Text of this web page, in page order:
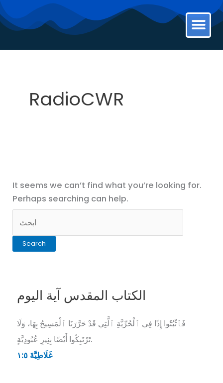
Skip
to
content
RadioCWR
It seems we can’t find what you’re looking for.
Perhaps searching can help.
Search
for:
الكتاب المقدس آية اليوم
فَٱثْبُتُوا إِذًا فِي ٱلْحُرِّيَّةِ ٱلَّتِي قَدْ حَرَّرَنَا ٱلْمَسِيحُ بِهَا، وَلَا
تَرْتَبِكُوا أَيْضًا بِنِيرِ عُبُودِيَّةٍ.
غَلَاطِيَّةَ ٥:‏١